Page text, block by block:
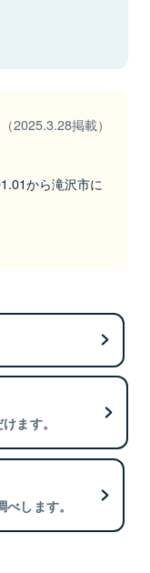
（2025.3.28掲載）
から滝沢市に
ます。
します。